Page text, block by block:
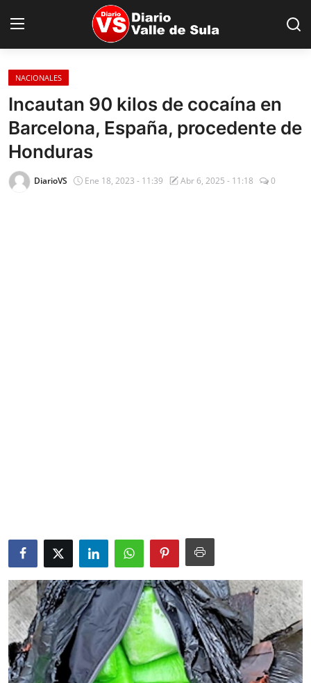
Inicio
Nacionales
Internacionales
Sucesos
NACIONALES
Incautan 90 kilos de cocaína en
Barcelona, España, procedente de
Honduras
DiarioVS Ene 18, 2023 - 11:39 Abr 6, 2025 - 11:18 0